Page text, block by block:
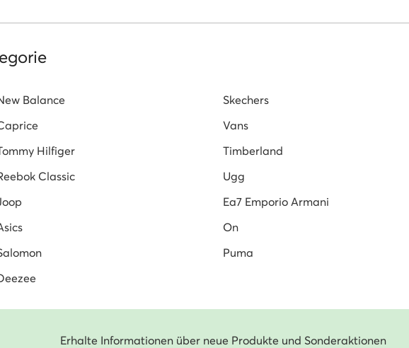
Damen beige Gant Sneaker Damen Guess Schuhe Damen
Balance Skechers
Vans
Hilfiger Timberland
Classic Ugg
Ea7 Emporio Armani
On
Puma
Erhalte Informationen über neue Produkte und Sonderaktionen